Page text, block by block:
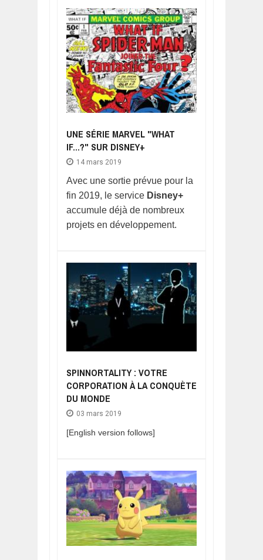
UNE SÉRIE MARVEL "WHAT
IF...?" SUR DISNEY+
14 mars 2019
Avec une sortie prévue pour la
fin 2019, le service Disney+
accumule déjà de nombreux
projets en développement.
SPINNORTALITY : VOTRE
CORPORATION À LA CONQUÈTE
DU MONDE
03 mars 2019
[English version follows]